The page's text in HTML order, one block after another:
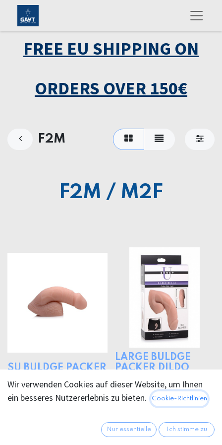
FREE EU SHIPPING ON
ORDERS OVER 150€
F2M
F2M / M2F
SU BULDGE PACKER
34,95€
LARGE BULDGE
PACKER DILDO
45,95€
Wir verwenden Cookies auf dieser Website, um Ihnen
ein besseres Nutzererlebnis zu bieten.
Cookie-Richtlinien
Nur essentielle Ich stimme zu